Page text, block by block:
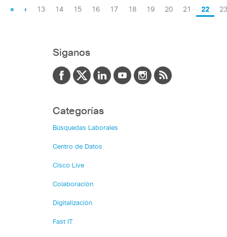
« ‹ 13 14 15 16 17 18 19 20 21 22 23
Siganos
Categorías
Búsquedas Laborales
Centro de Datos
Cisco Live
Colaboración
Digitalización
Fast IT